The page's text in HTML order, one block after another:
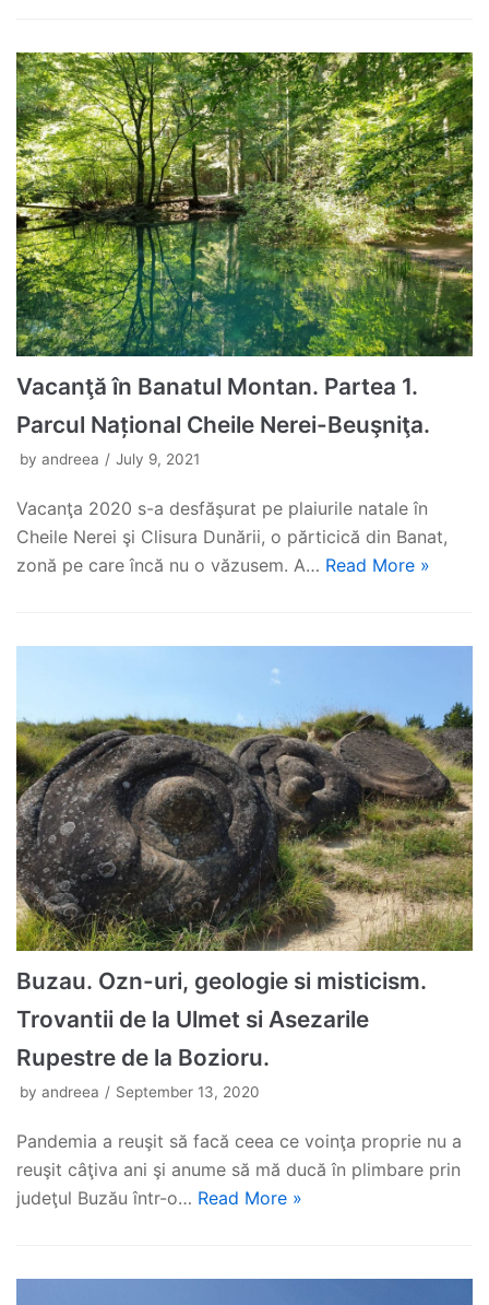
Vacanţă în Banatul Montan. Partea 1.
Parcul Național Cheile Nerei-Beuşniţa.
by andreea July 9, 2021
Vacanţa 2020 s-a desfăşurat pe plaiurile natale în
Cheile Nerei şi Clisura Dunării, o părticică din Banat,
zonă pe care încă nu o văzusem. A… Read More »
Buzau. Ozn-uri, geologie si misticism.
Trovantii de la Ulmet si Asezarile
Rupestre de la Bozioru.
by andreea September 13, 2020
Pandemia a reuşit să facă ceea ce voinţa proprie nu a
reuşit câţiva ani şi anume să mă ducă în plimbare prin
judeţul Buzău într-o… Read More »